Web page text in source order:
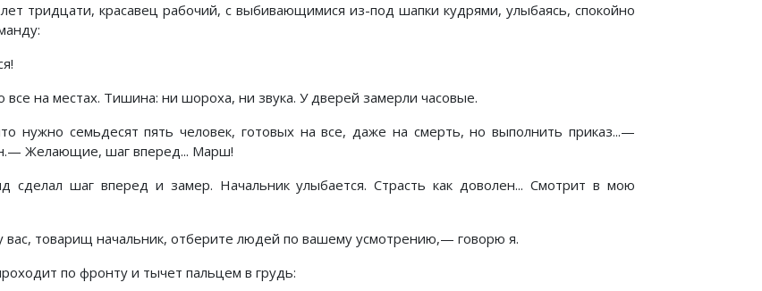
тридцати, красавец рабочий, с выбивающимися из-под шапки кудрями, улыбаясь, спокойно
все на местах. Тишина: ни шороха, ни звука. У дверей замерли часовые.
семьдесят пять человек, готовых на все, даже на смерть, но выполнить приказ...—
Желающие, шаг вперед... Марш!
сделал шаг вперед и замер. Начальник улыбается. Страсть как доволен... Смотрит в мою
товарищ начальник, отберите людей по вашему усмотрению,— говорю я.
по фронту и тычет пальцем в грудь: